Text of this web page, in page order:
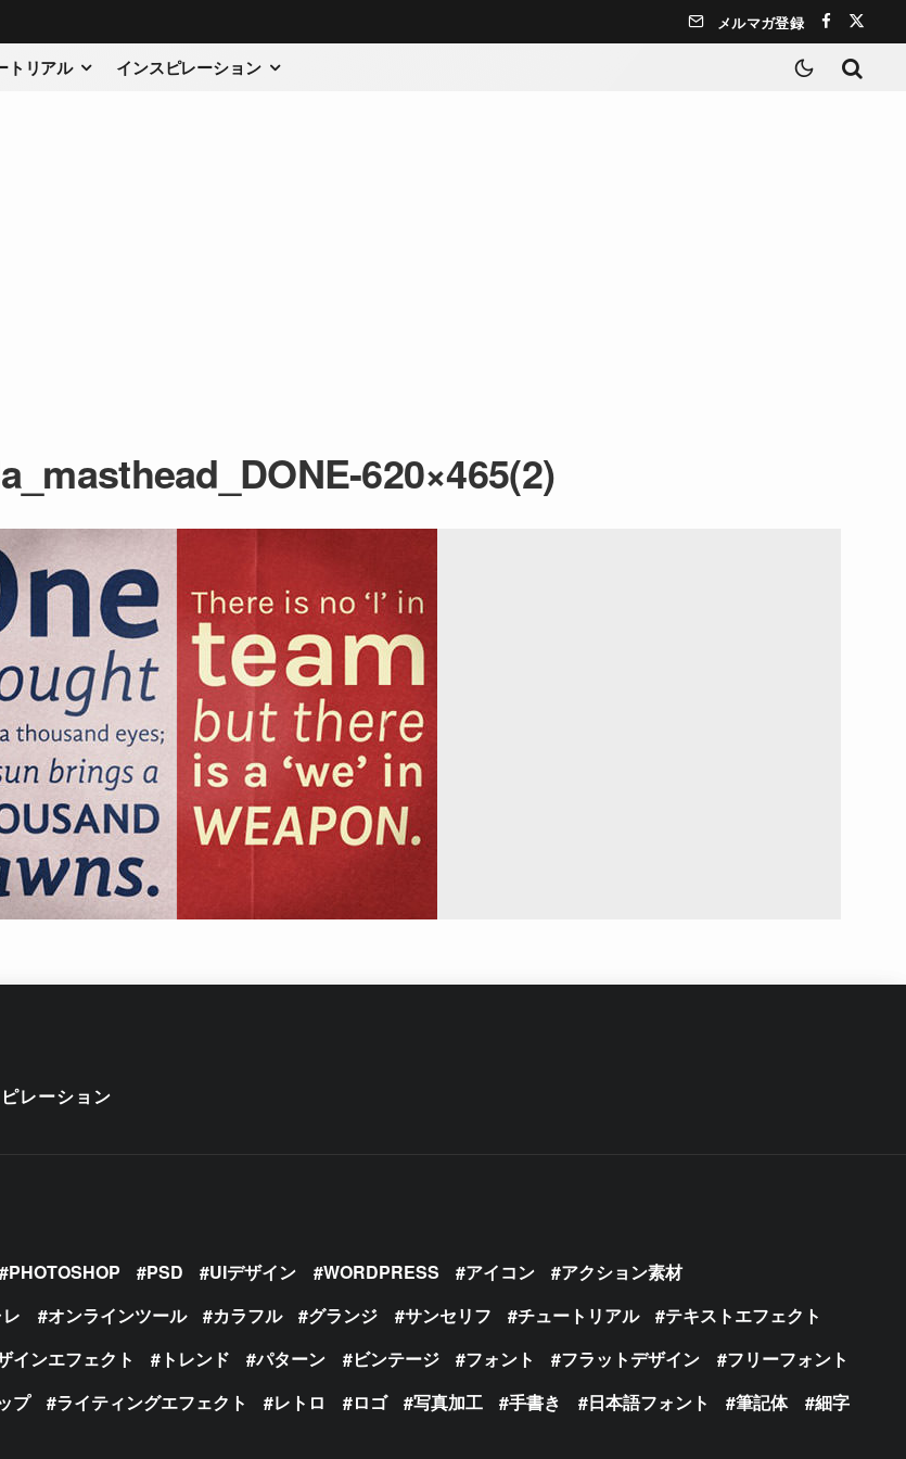
メルマガ登録
トリアル インスピレーション
620×465(2)
レーション
PHOTOSHOP PSD UIデザイン WORDPRESS アイコン
アクション素材
オンラインツール カラフル グランジ サンセリフ チュートリアル
テキストエフェクト
インエフェクト トレンド パターン ビンテージ フォント フラットデザイン
フリーフォント
プ ライティングエフェクト レトロ ロゴ 写真加工 手書き 日本語フォント 筆記体
細字